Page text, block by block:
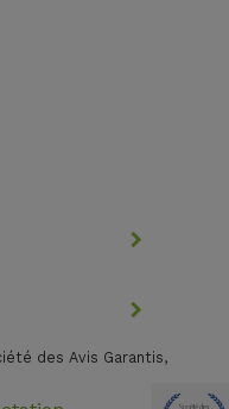
des Avis Garantis,